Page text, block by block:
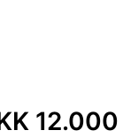
12.000